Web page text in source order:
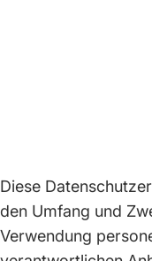
Diese
den Umfang und
Verwendung